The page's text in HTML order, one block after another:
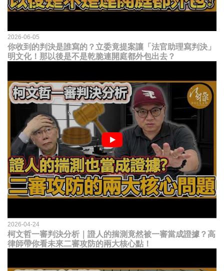
2026-06-05
你收到的判決是誰寫的？立委竟提案讓「法官助理寫判決」
明文化！那以後是不是乾脆連開庭都外包出去？
2026-04-24
柯文哲一審判決分析｜證人的揣測竟然被一審當成證據？高
律師帶你看未來二審攻防的兩大核心點！